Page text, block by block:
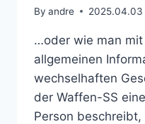
By andre 2025.04.03
…oder wie man
allgemeinen
wechselhaften
der Waffen-SS
Person